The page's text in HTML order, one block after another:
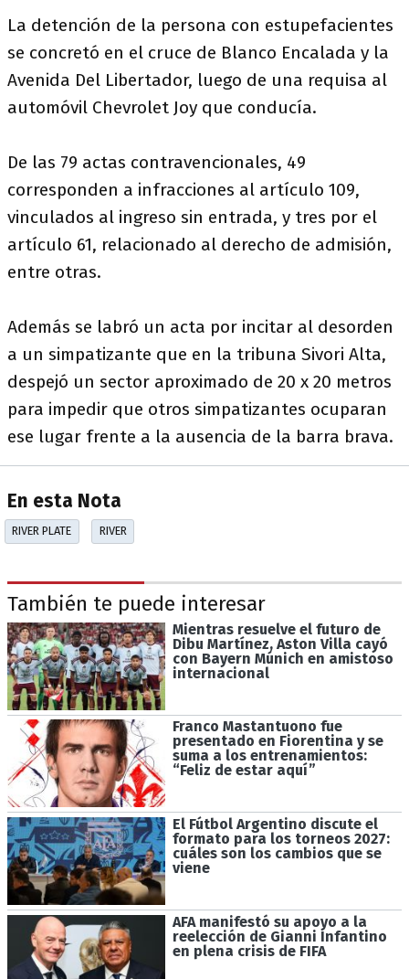
La detención de la persona con estupefacientes
se concretó en el cruce de Blanco Encalada y la
Avenida Del Libertador, luego de una requisa al
automóvil Chevrolet Joy que conducía.
De las 79 actas contravencionales, 49
corresponden a infracciones al artículo 109,
vinculados al ingreso sin entrada, y tres por el
artículo 61, relacionado al derecho de admisión,
entre otras.
Además se labró un acta por incitar al desorden
a un simpatizante que en la tribuna Sivori Alta,
despejó un sector aproximado de 20 x 20 metros
para impedir que otros simpatizantes ocuparan
ese lugar frente a la ausencia de la barra brava.
En esta Nota
RIVER PLATE RIVER
También te puede interesar
Mientras resuelve el futuro de
Dibu Martínez, Aston Villa cayó
con Bayern Múnich en amistoso
internacional
Franco Mastantuono fue
presentado en Fiorentina y se
suma a los entrenamientos:
“Feliz de estar aquí”
El Fútbol Argentino discute el
formato para los torneos 2027:
cuáles son los cambios que se
viene
AFA manifestó su apoyo a la
reelección de Gianni Infantino
en plena crisis de FIFA